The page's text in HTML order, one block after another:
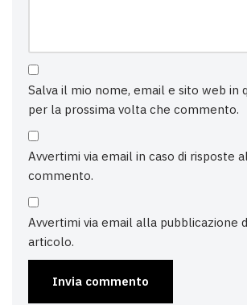
Salva il mio nome, email e sito web in
per la prossima volta che commento.
Avvertimi via email in caso di risposte
commento.
Avvertimi via email alla pubblicazione
articolo.